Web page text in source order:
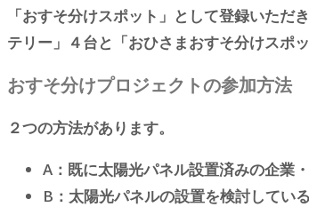
「おすそ分けスポット」として登録いた
テリー」４台と「おひさまおすそ分けスポ
おすそ分けプロジェクトの参加方法
２つの方法があります。
A：既に太陽光パネル設置済みの企業
B：太陽光パネルの設置を検討してい